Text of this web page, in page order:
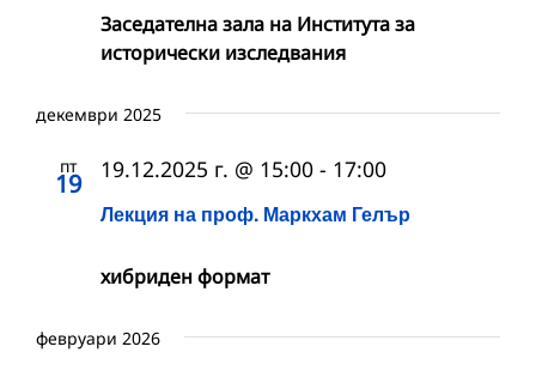
Заседателна зала на Института за
исторически изследвания
декември 2025
пт
19
Лекция на проф. Маркхам Гелър
19.12.2025 г. @ 15:00 - 17:00
хибриден формат
февруари 2026